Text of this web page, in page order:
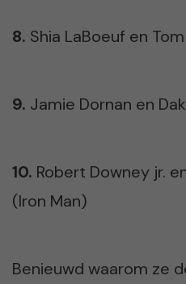
8. Shia LaBoeuf en
9. Jamie Dornan en
10. Robert Downey jr.
(Iron Man)
Benieuwd waarom ze